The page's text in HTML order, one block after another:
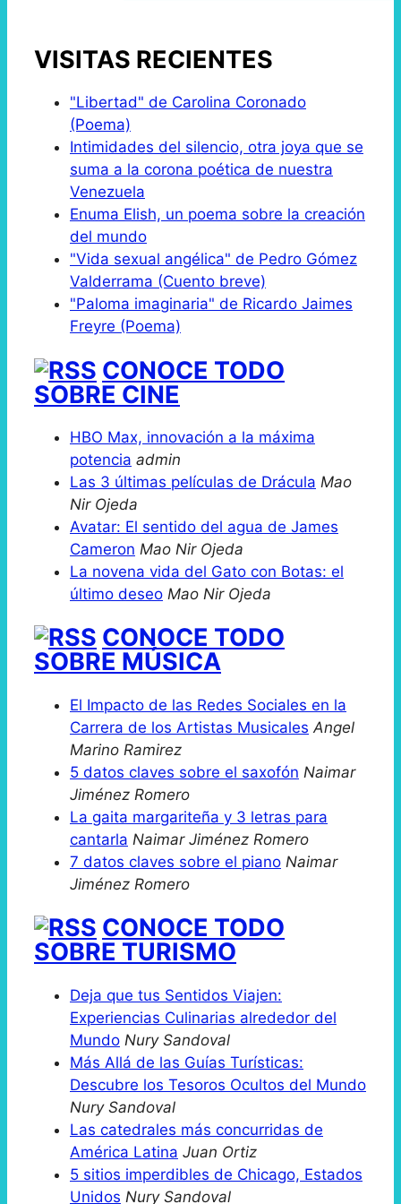
VISITAS RECIENTES
"Libertad" de Carolina Coronado
(Poema)
Intimidades del silencio, otra joya que se
suma a la corona poética de nuestra
Venezuela
Enuma Elish, un poema sobre la creación
del mundo
"Vida sexual angélica" de Pedro Gómez
Valderrama (Cuento breve)
"Paloma imaginaria" de Ricardo Jaimes
Freyre (Poema)
CONOCE TODO
SOBRE CINE
HBO Max, innovación a la máxima
potencia admin
Las 3 últimas películas de Drácula Mao
Nir Ojeda
Avatar: El sentido del agua de James
Cameron Mao Nir Ojeda
La novena vida del Gato con Botas: el
último deseo Mao Nir Ojeda
CONOCE TODO
SOBRE MÚSICA
El Impacto de las Redes Sociales en la
Carrera de los Artistas Musicales Angel
Marino Ramirez
5 datos claves sobre el saxofón Naimar
Jiménez Romero
La gaita margariteña y 3 letras para
cantarla Naimar Jiménez Romero
7 datos claves sobre el piano Naimar
Jiménez Romero
CONOCE TODO
SOBRE TURISMO
Deja que tus Sentidos Viajen:
Experiencias Culinarias alrededor del
Mundo Nury Sandoval
Más Allá de las Guías Turísticas:
Descubre los Tesoros Ocultos del Mundo
Nury Sandoval
Las catedrales más concurridas de
América Latina Juan Ortiz
5 sitios imperdibles de Chicago, Estados
Unidos Nury Sandoval